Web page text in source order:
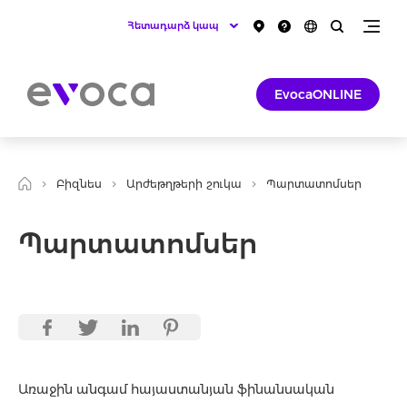
Հետադարձ կապ
EvocaONLINE
Բիզնես Արժեթղթերի շուկա Պարտատոմսեր
Պարտատոմսեր
Առաջին անգամ հայաստանյան ֆինանսական